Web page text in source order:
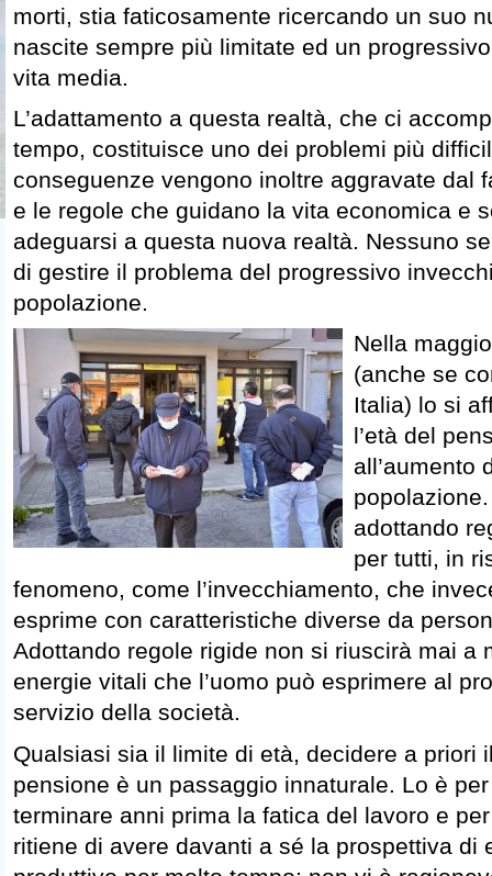
morti, stia faticosamente ricercando un suo
nascite sempre più limitate ed un
vita media.
L’adattamento a questa realtà, che ci
tempo, costituisce uno dei problemi più
conseguenze vengono inoltre aggravate dal
e le regole che guidano la vita economica e
adeguarsi a questa nuova realtà. Nessuno
di gestire il problema del progressivo
popolazione.
Nella
(anche se
Italia) lo si
l’età del
all’aumento
adottando
per tutti, in
fenomeno, come l’invecchiamento, che
esprime con caratteristiche diverse da
Adottando regole rigide non si riuscirà mai a
energie vitali che l’uomo può esprimere al
servizio della società.
Qualsiasi sia il limite di età, decidere a priori
pensione è un passaggio innaturale. Lo è
terminare anni prima la fatica del lavoro e
ritiene di avere davanti a sé la prospettiva di